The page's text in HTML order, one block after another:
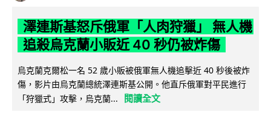
澤連斯基怒斥俄軍「人肉狩獵」 無人機
追殺烏克蘭小販近 40 秒仍被炸傷
烏克蘭克爾松一名 52 歲小販被俄軍無人機追擊近 40 秒後被炸
傷，影片由烏克蘭總統澤連斯基公開。他直斥俄軍對平民進行
「狩獵式」攻擊，烏克蘭...
閱讀全文